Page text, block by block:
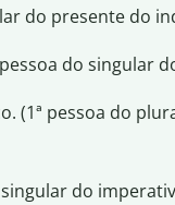
do presente do
do singular
(1ª pessoa do
do